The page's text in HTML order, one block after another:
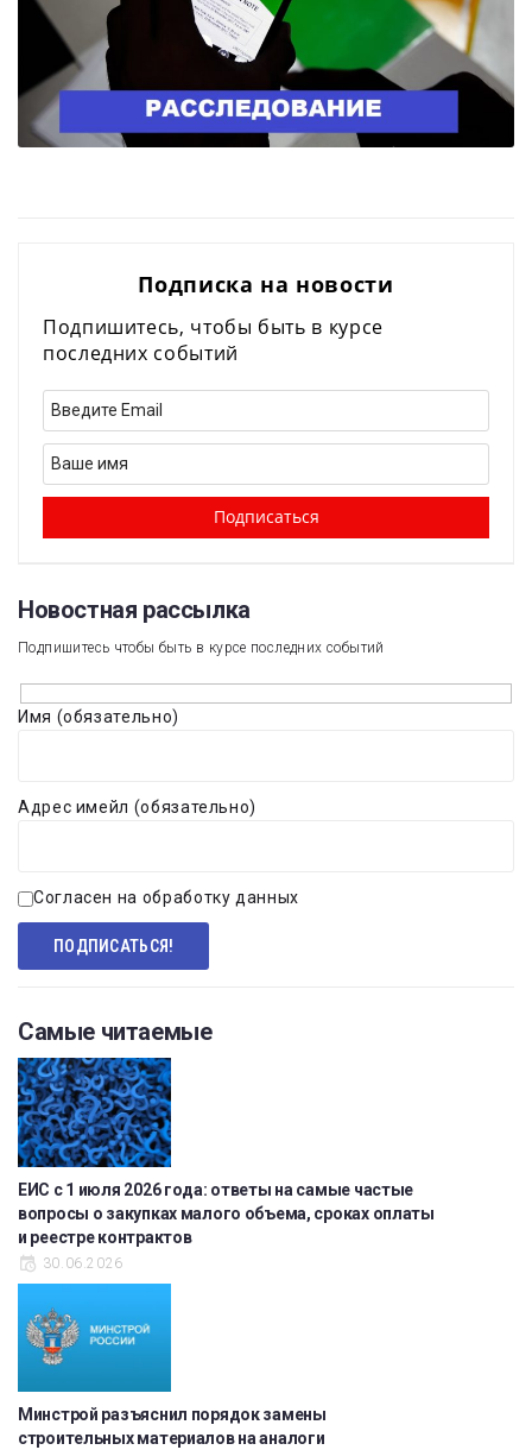
Подписка на новости
Подпишитесь, чтобы быть в курсе
последних событий
Новостная рассылка​
Подпишитесь чтобы быть в курсе последних событий
Имя (обязательно)
Адрес имейл (обязательно)
Согласен на обработку данных
Самые читаемые
ЕИС с 1 июля 2026 года: ответы на самые частые
вопросы о закупках малого объема, сроках оплаты
и реестре контрактов
30.06.2026
Минстрой разъяснил порядок замены
строительных материалов на аналоги